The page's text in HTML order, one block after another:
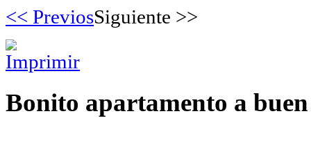
<< PreviosSiguiente >>
Bonito apartamento a